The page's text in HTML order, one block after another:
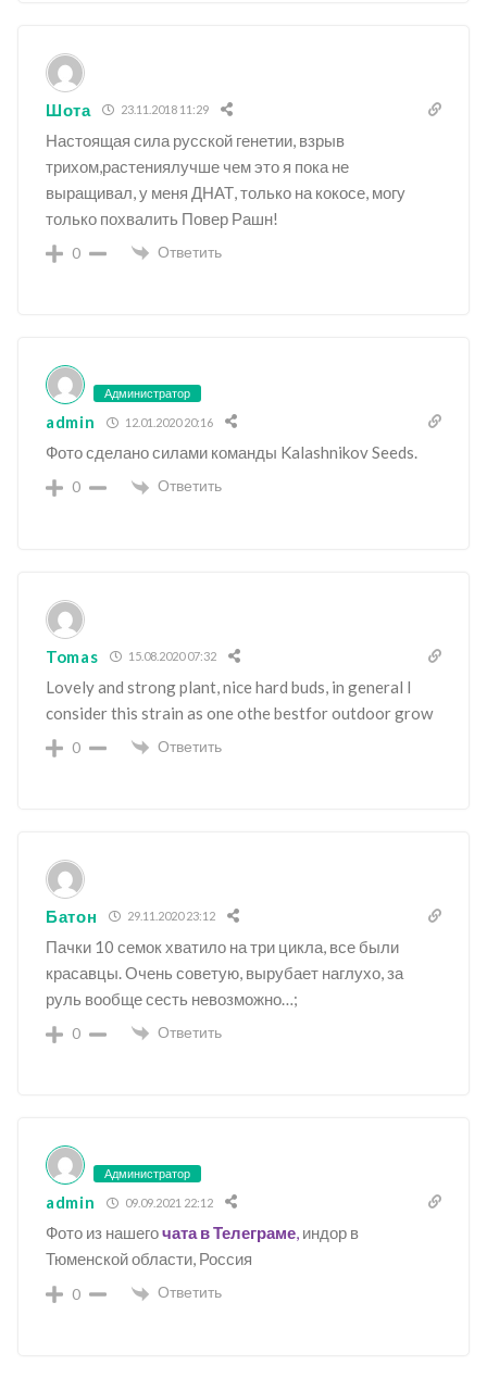
Шота 23.11.2018 11:29
Настоящая сила русской генетии, взрыв
трихом,растениялучше чем это я пока не
выращивал, у меня ДНАТ, только на кокосе, могу
только похвалить Повер Рашн!
0 Ответить
Администратор
admin 12.01.2020 20:16
Фото сделано силами команды Kalashnikov Seeds.
0 Ответить
Tomas 15.08.2020 07:32
Lovely and strong plant, nice hard buds, in general I
consider this strain as one othe bestfor outdoor grow
0 Ответить
Батон 29.11.2020 23:12
Пачки 10 семок хватило на три цикла, все были
красавцы. Очень советую, вырубает наглухо, за
руль вообще сесть невозможно…;
0 Ответить
Администратор
admin 09.09.2021 22:12
Фото из нашегочата в Телеграме, индор в
Тюменской области, Россия
0 Ответить